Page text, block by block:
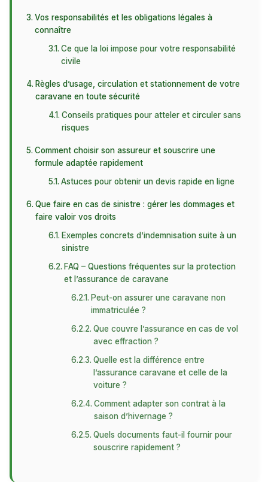
Vos responsabilités et les obligations légales à
connaître
Ce que la loi impose pour votre responsabilité
civile
Règles d’usage, circulation et stationnement de votre
caravane en toute sécurité
Conseils pratiques pour atteler et circuler sans
risques
Comment choisir son assureur et souscrire une
formule adaptée rapidement
Astuces pour obtenir un devis rapide en ligne
Que faire en cas de sinistre : gérer les dommages et
faire valoir vos droits
Exemples concrets d’indemnisation suite à un
sinistre
FAQ – Questions fréquentes sur la protection
et l’assurance de caravane
Peut-on assurer une caravane non
immatriculée ?
Que couvre l’assurance en cas de vol
avec effraction ?
Quelle est la différence entre
l’assurance caravane et celle de la
voiture ?
Comment adapter son contrat à la
saison d’hivernage ?
Quels documents faut-il fournir pour
souscrire rapidement ?